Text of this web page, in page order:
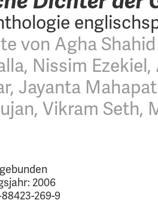
von Agha
Nissim
Jayanta
Vikram Seth,
2006
269-9